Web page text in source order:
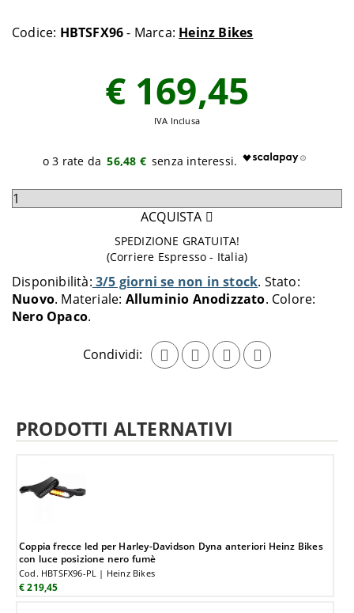
Codice: HBTSFX96- Marca: Heinz Bikes
Disponibilità: 3/5 giorni se non in stock Stato:
Nuovo Materiale: Alluminio Anodizzato Colore:
Nero Opaco
Condividi:
€ 169,45
IVA Inclusa
56,48 €
Seleziona
carrello
ACQUISTA
SPEDIZIONE GRATUITA!
(Corriere Espresso - Italia)
PRODOTTI ALTERNATIVI
Coppia frecce led per Harley-Davidson Dyna anteriori Heinz Bikes
con luce posizione nero fumè
Cod. HBTSFX96-PL | Heinz Bikes
€ 219,45